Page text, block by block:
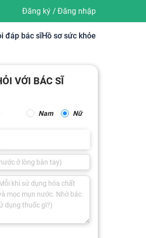
Đăng ký/ Đăng nhập
đáp bác sĩHồ sơ sức khỏe
VỚI BÁC SĨ
Nam Nữ